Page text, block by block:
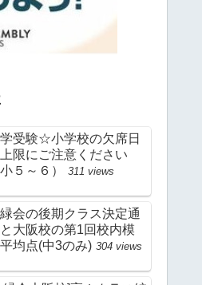
受験☆小学校の欠席日
限にご注意ください
小５～６）
311 views
会の後期クラス決定通
大阪校の第1回校内模
均点(中3のみ) 304 views